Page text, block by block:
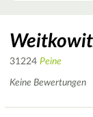
31224 Peine
Keine Bewertungen